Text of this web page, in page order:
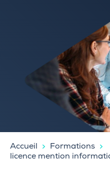
Accueil
Formations
licence mention